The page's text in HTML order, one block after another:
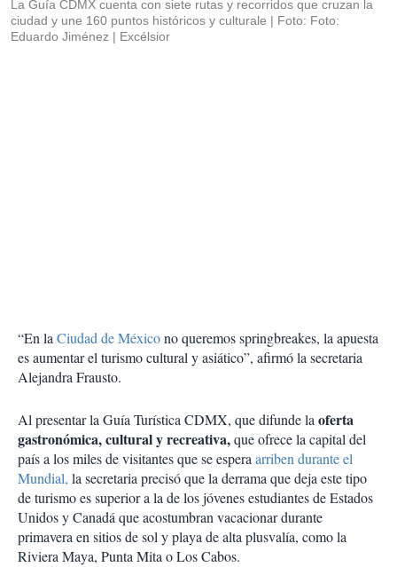
La Guía CDMX cuenta con siete rutas y recorridos que cruzan la
ciudad y une 160 puntos históricos y culturale
Foto: Foto:
Eduardo Jiménez | Excélsior
“En laCiudad de Méxicono queremos springbreakes, la apuesta
es aumentar el turismo cultural y asiático”, afirmó la secretaria
Alejandra Frausto.
Al presentar la Guía Turística CDMX, que difunde laoferta
gastronómica, cultural y recreativa,que ofrece la capital del
país a los miles de visitantes que se esperaarriben durante el
Mundial, la secretaria precisó que la derrama que deja este tipo
de turismo es superior a la de los jóvenes estudiantes de Estados
Unidos y Canadá que acostumbran vacacionar durante
primavera en sitios de sol y playa de alta plusvalía, como la
Riviera Maya, Punta Mita o Los Cabos.